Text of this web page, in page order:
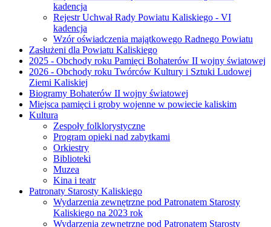
kadencja
Rejestr Uchwał Rady Powiatu Kaliskiego - VI
kadencja
Wzór oświadczenia majątkowego Radnego Powiatu
Zasłużeni dla Powiatu Kaliskiego
2025 - Obchody roku Pamięci Bohaterów II wojny światowej
2026 - Obchody roku Twórców Kultury i Sztuki Ludowej
Ziemi Kaliskiej
Biogramy Bohaterów II wojny światowej
Miejsca pamięci i groby wojenne w powiecie kaliskim
Kultura
Zespoły folklorystyczne
Program opieki nad zabytkami
Orkiestry
Biblioteki
Muzea
Kina i teatr
Patronaty Starosty Kaliskiego
Wydarzenia zewnętrzne pod Patronatem Starosty
Kaliskiego na 2023 rok
Wydarzenia zewnętrzne pod Patronatem Starosty